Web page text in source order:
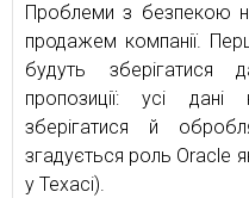
Проблеми з безпекою
продажем компанії.
будуть зберігатися
пропозиції: усі
зберігатися й
згадується роль Oracle
у Техасі).